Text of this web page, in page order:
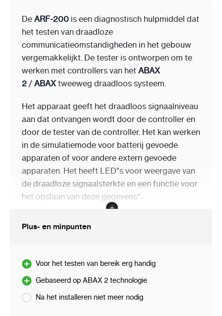
De ARF-200 is een diagnostisch hulpmiddel dat
het testen van draadloze
communicatieomstandigheden in het gebouw
vergemakkelijkt. De tester is ontworpen om te
werken met controllers van het ABAX
2 / ABAX tweeweg draadloos systeem.
Het apparaat geeft het draadloos signaalniveau
aan dat ontvangen wordt door de controller en
door de tester van de controller. Het kan werken
in de simulatiemode voor batterij gevoede
apparaten of voor andere extern gevoede
apparaten. Het heeft LED"s voor weergave van
de draadloze signaalsterkte en een functie voor
het opslaan van deze gegevens*.
ingebouwde lithium-polymeer batterij. Deze kan
aansluiting, met behulp van een 5 V DC voeding.
Plus- en minpunten
Voor het testen van bereik erg handig
Gebaseerd op ABAX 2 technologie
Na het installeren niet meer nodig